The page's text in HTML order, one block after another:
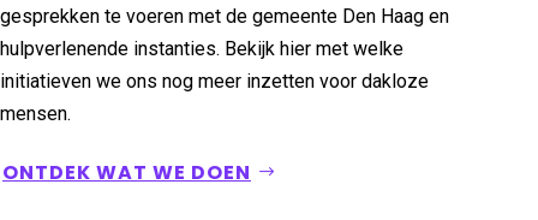
gesprekken te voeren met de gemeente Den Haag en
hulpverlenende instanties. Bekijk hier met welke
initiatieven we ons nog meer inzetten voor dakloze
mensen.
ONTDEK WAT WE DOEN